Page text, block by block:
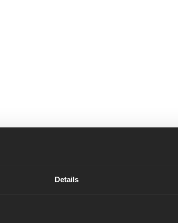
Details